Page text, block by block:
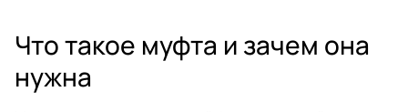
Что такое муфта и зачем она
нужна